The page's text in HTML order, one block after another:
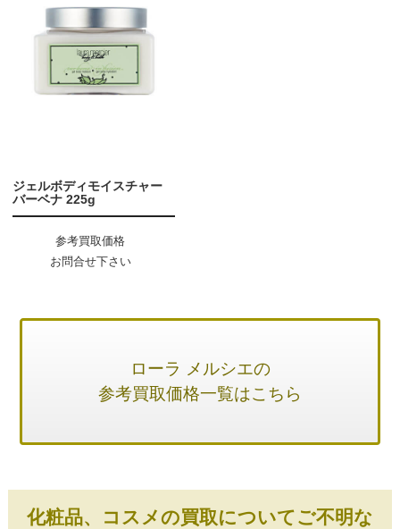
ジェルボディモイスチャー
バーベナ 225g
参考買取価格
お問合せ下さい
ローラ メルシエの
参考買取価格一覧はこちら
化粧品、コスメの買取についてご不明な